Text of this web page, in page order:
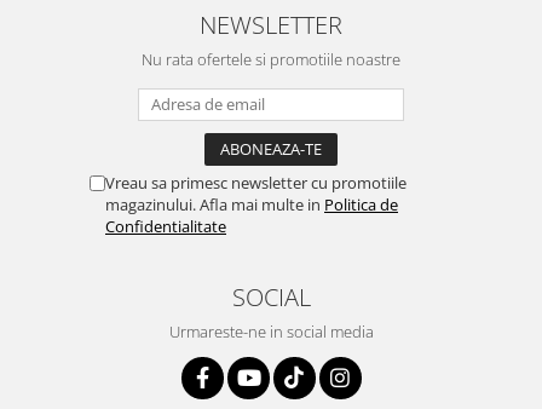
NEWSLETTER
Nu rata ofertele si promotiile noastre
Vreau sa primesc newsletter cu promotiile
magazinului. Afla mai multe in Politica de
Confidentialitate
SOCIAL
Urmareste-ne in social media